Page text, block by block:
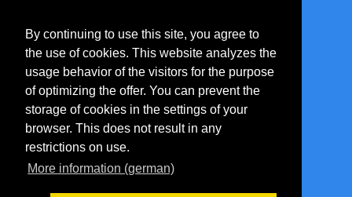
By continuing to use this site, you agree to
the use of cookies. This website analyzes the
usage behavior of the visitors for the purpose
of optimizing the offer. You can prevent the
storage of cookies in the settings of your
browser. This does not result in any
restrictions on use.
More information (german)